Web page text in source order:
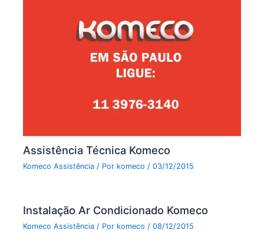
Assistência Técnica Komeco
Komeco Assistência / Por komeco/03/12/2015
Instalação Ar Condicionado Komeco
Komeco Assistência / Por komeco /08/12/2015